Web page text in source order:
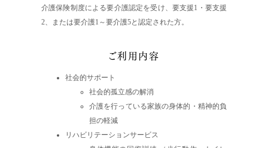
介護保険制度による要介護認定を受け、要支援1・要支援
2、または要介護1～要介護5と認定された方。
ご利用内容
社会的サポート
社会的孤立感の解消
介護を行っている家族の身体的・精神的負
担の軽減
リハビリテーションサービス